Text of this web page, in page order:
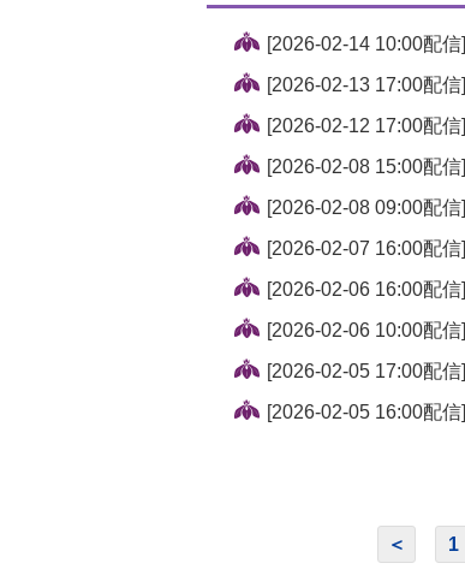
[2026-02-14 10:00配信]
[2026-02-13 17:00配信]
[2026-02-12 17:00配信]
[2026-02-08 15:00配信]
[2026-02-08 09:00配信]
[2026-02-07 16:00配信]
[2026-02-06 16:00配信]
[2026-02-06 10:00配信]
[2026-02-05 17:00配信]
[2026-02-05 16:00配信]
＜ 1